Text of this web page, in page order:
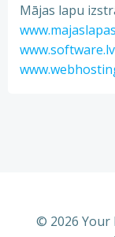
Mājas lapu
www.software.lv
© 2026 Your